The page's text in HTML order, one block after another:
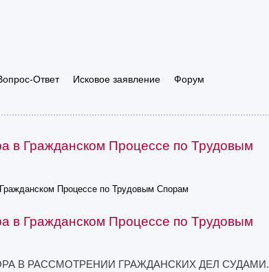
Ответ Исковое заявление
Форум
в Гражданском Процессе по Трудовым
Процессе по Трудовым Спорам
в Гражданском Процессе по Трудовым
В РАССМОТРЕНИИ ГРАЖДАНСКИХ ДЕЛ СУДАМИ.